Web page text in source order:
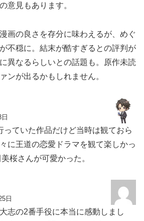
意見もあります。
画の良さを存分に味わえるが、めぐ
不穏に。結末が酷すぎるとの評判が
異なるらしいとの話題も。原作未読
ンが出るかもしれません。
っていた作品だけど当時は観ておら
に王道の恋愛ドラマを観て楽しかっ
桜さんが可愛かった。
日
志の2番手役に本当に感動しまし